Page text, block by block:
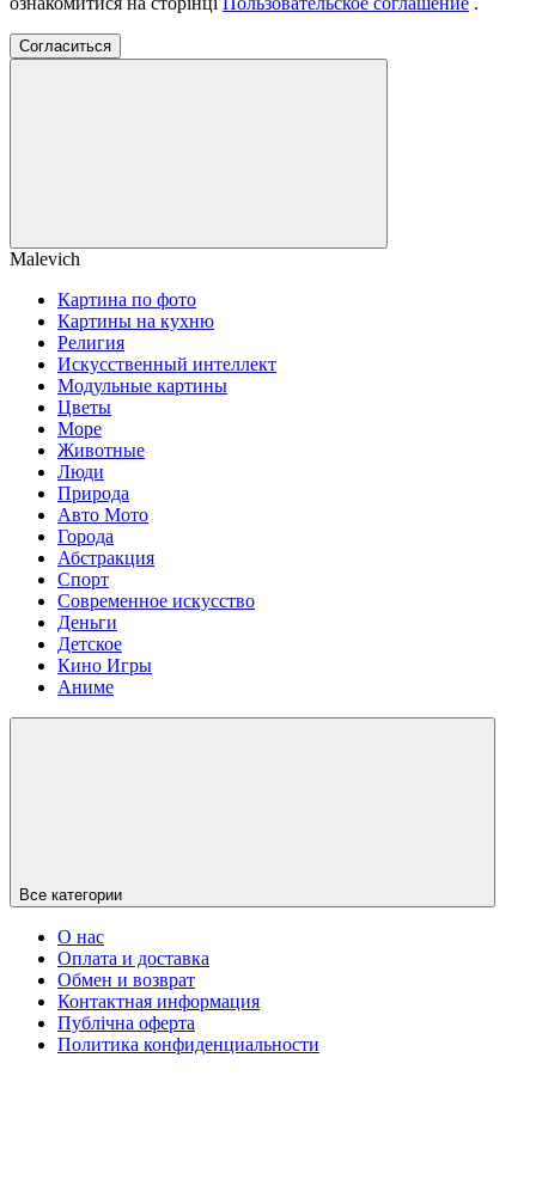
Согласиться
Malevich
Картина по фото
Картины на кухню
Религия
Искусственный интеллект
Модульные картины
Цветы
Море
Животные
Люди
Природа
Авто Мото
Города
Абстракция
Спорт
Современное искусство
Деньги
Детское
Кино Игры
Аниме
Все категории
О нас
Оплата и доставка
Обмен и возврат
Контактная информация
Публічна оферта
Политика конфиденциальности